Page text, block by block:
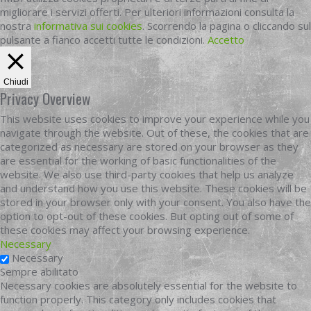
migliorare i servizi offerti. Per ulteriori informazioni consulta la
nostrainformativa sui cookies. Scorrendo la pagina o cliccando sul
pulsante a fianco accetti tutte le condizioni.Accetto
Chiudi
Privacy Overview
This website uses cookies to improve your experience while you
navigate through the website. Out of these, the cookies that are
categorized as necessary are stored on your browser as they
are essential for the working of basic functionalities of the
website. We also use third-party cookies that help us analyze
and understand how you use this website. These cookies will be
stored in your browser only with your consent. You also have the
option to opt-out of these cookies. But opting out of some of
these cookies may affect your browsing experience.
Necessary
Necessary
Sempre abilitato
Necessary cookies are absolutely essential for the website to
function properly. This category only includes cookies that